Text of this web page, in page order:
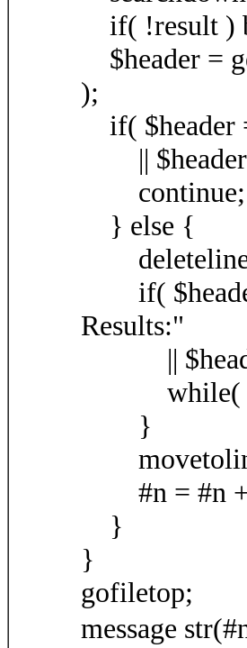
if( !result )
$header =
);
if( $header
|| $header
continue;
} else {
if( $header
Results:"
|| $header
while(
}
#n = #n +
}
}
gofiletop;
message